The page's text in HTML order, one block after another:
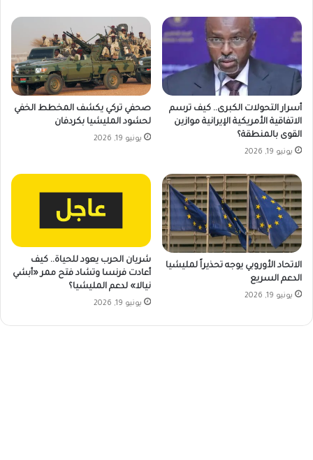
أسرار التحولات الكبرى.. كيف ترسم
الاتفاقية الأمريكية الإيرانية موازين
القوى بالمنطقة؟
يونيو 19, 2026
صحفي تركي يكشف المخطط الخفي
لحشود المليشيا بكردفان
يونيو 19, 2026
الاتحاد الأوروبي يوجه تحذيراً لمليشيا
الدعم السريع
يونيو 19, 2026
شريان الحرب يعود للحياة.. كيف
أعادت فرنسا وتشاد فتح ممر «أبشي
نيالا» لدعم المليشيا؟
يونيو 19, 2026